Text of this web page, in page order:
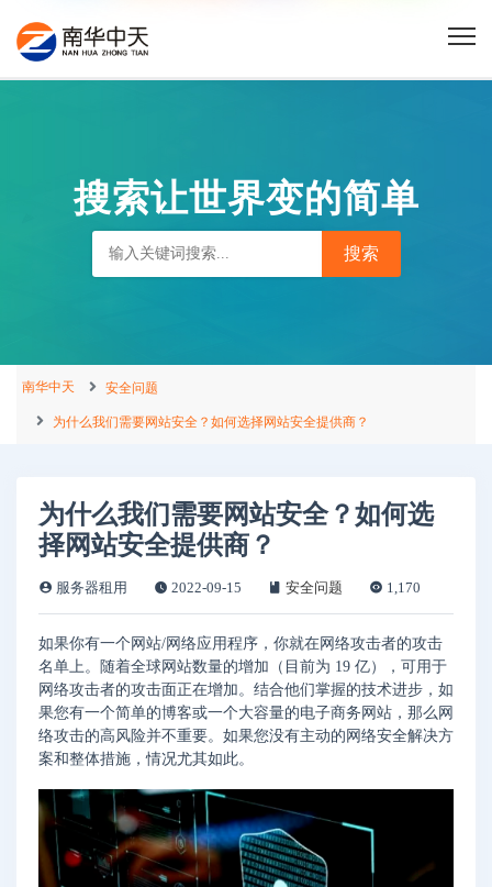
搜索让世界变的简单
南华中天 安全问题
为什么我们需要网站安全？如何选择网站安全提供商？
为什么我们需要网站安全？如何选
择网站安全提供商？
服务器租用 2022-09-15 安全问题 1,170
如果你有一个网站/网络应用程序，你就在网络攻击者的攻击
名单上。随着全球网站数量的增加（目前为 19 亿），可用于
网络攻击者的攻击面正在增加。结合他们掌握的技术进步，如
果您有一个简单的博客或一个大容量的电子商务网站，那么网
络攻击的高风险并不重要。如果您没有主动的网络安全解决方
案和整体措施，情况尤其如此。